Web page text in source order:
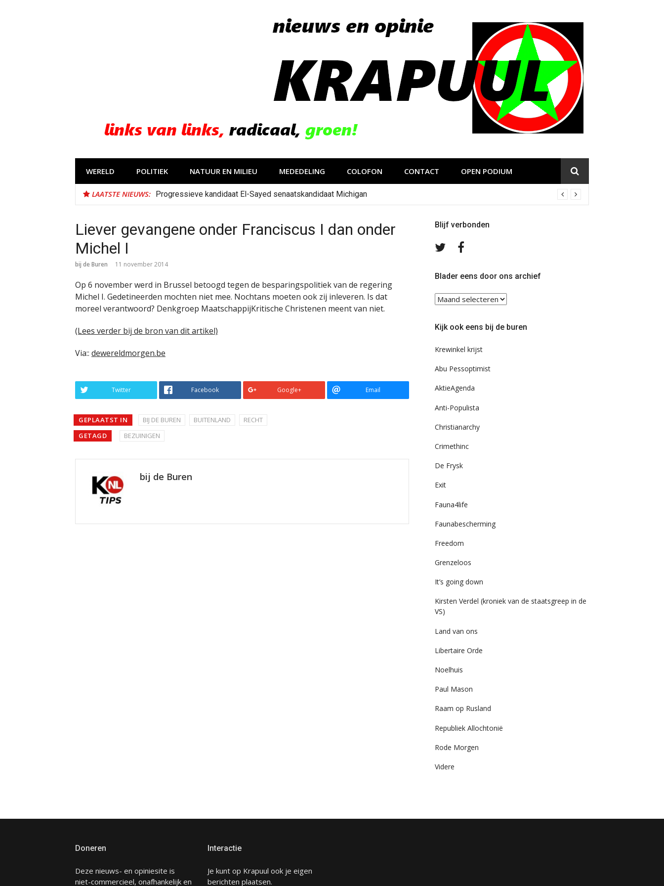
WERELD POLITIEK NATUUR EN MILIEU MEDEDELING COLOFON CONTACT OPEN PODIUM
LAATSTE NIEUWS: Progressieve kandidaat El-Sayed senaatskandidaat Michigan
Liever gevangene onder Franciscus I dan onder
Michel I
bij de Buren 11 november 2014
Op 6 november werd in Brussel betoogd tegen de besparingspolitiek van de regering
Michel I. Gedetineerden mochten niet mee. Nochtans moeten ook zij inleveren. Is dat
moreel verantwoord? Denkgroep MaatschappijKritische Christenen meent van niet.
(Lees verder bij de bron van dit artikel)
Via:: dewereldmorgen.be
Twitter Facebook Google+ Email
GEPLAATST IN BIJ DE BUREN BUITENLAND
RECHT
GETAGD
BEZUINIGEN
bij de Buren
Blijf verbonden
Volg
TwitterFacebook
Blader eens door ons archief
Blader
eens
ons
Kijk ook eens bij de buren
Krewinkel krijst
Abu Pessoptimist
AktieAgenda
Anti-Populista
Christianarchy
Crimethinc
De Frysk
Exit
Fauna4life
Faunabescherming
Freedom
Grenzeloos
It’s going down
Kirsten Verdel (kroniek van de staatsgreep in de
VS)
Land van ons
Libertaire Orde
Noelhuis
Paul Mason
Raam op Rusland
Republiek Allochtonië
Rode Morgen
Videre
Doneren
Deze nieuws- en opiniesite is
niet-commercieel, onafhankelijk en
Interactie
Je kunt op Krapuul ook je eigen
berichten plaatsen.